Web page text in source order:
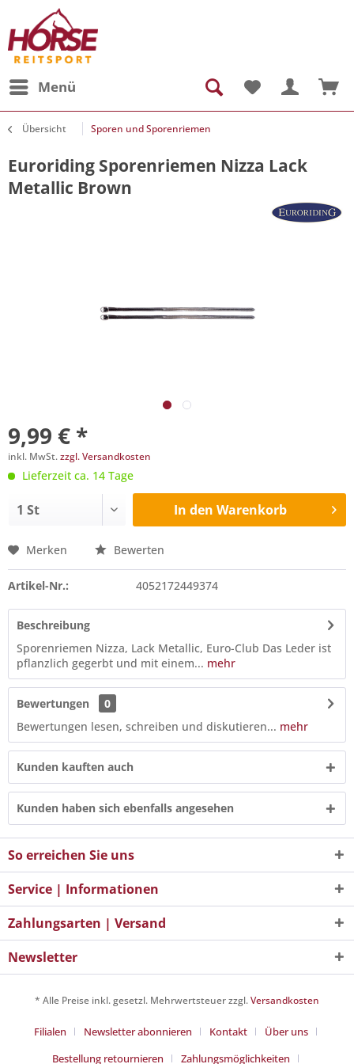
Menü
Übersicht Sporen und Sporenriemen
Euroriding Sporenriemen Nizza Lack
Metallic Brown
9,99 € *
inkl. MwSt.zzgl. Versandkosten
Lieferzeit ca. 14 Tage
In den Warenkorb
Merken Bewerten
Artikel-Nr.: 4052172449374
Beschreibung
Sporenriemen Nizza, Lack Metallic, Euro-Club Das Leder ist
pflanzlich gegerbt und mit einem... mehr
Bewertungen
0
Bewertungen lesen, schreiben und diskutieren... mehr
Kunden kauften auch
Kunden haben sich ebenfalls angesehen
So erreichen Sie uns
Service | Informationen
Zahlungsarten | Versand
Newsletter
* Alle Preise inkl. gesetzl. Mehrwertsteuer zzgl.Versandkosten
Filialen Newsletter abonnieren Kontakt
Über uns
Bestellung retournieren
Zahlungsmöglichkeiten